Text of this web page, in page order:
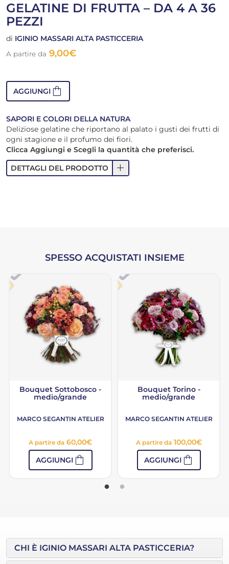
GELATINE DI FRUTTA – DA 4 A 36
PEZZI
di IGINIO MASSARI ALTA PASTICCERIA
A partire da 9,00€
AGGIUNGI shopping_bag
SAPORI E COLORI DELLA NATURA
Deliziose gelatine che riportano al palato i gusti dei frutti di
ogni stagione e il profumo dei fiori.
Clicca Aggiungi e Scegli la quantità che preferisci.
DETTAGLI DEL PRODOTTO
add
SPESSO ACQUISTATI INSIEME
Bouquet Sottobosco -
medio/grande
MARCO SEGANTIN ATELIER
A partire da 60,00€
AGGIUNGIshopping_bag
Bouquet Torino -
medio/grande
MARCO SEGANTIN ATELIER
A partire da 100,00€
AGGIUNGIshopping_bag
CHI È IGINIO MASSARI ALTA PASTICCERIA?